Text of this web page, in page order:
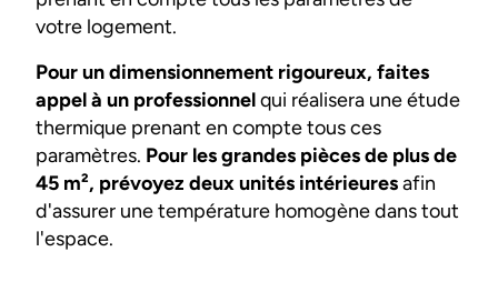
votre logement.
Pour un dimensionnement rigoureux, faites
appel à un professionnelqui réalisera une étude
thermique prenant en compte tous ces
paramètres. Pour les grandes pièces de plus de
45 m², prévoyez deux unités intérieuresafin
d'assurer une température homogène dans tout
l'espace.